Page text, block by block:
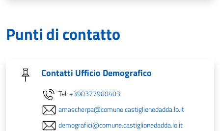
Punti di contatto
Contatti Ufficio Demografico
Tel:+390377900403
amascherpa@comune.castiglionedadda.lo.it
demografici@comune.castiglionedadda.lo.it